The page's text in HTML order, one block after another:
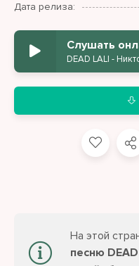
Дата релиза:
Слушать
DEAD LALI -
На этой
песню